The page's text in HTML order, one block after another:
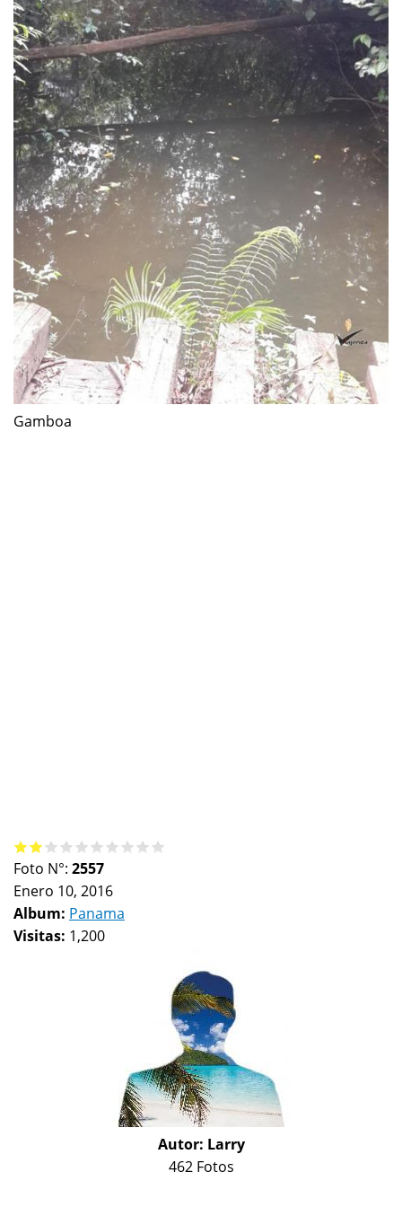
Gamboa
Foto N°: 2557
Enero 10, 2016
Album: Panama
Visitas: 1,200
Autor: Larry
462 Fotos